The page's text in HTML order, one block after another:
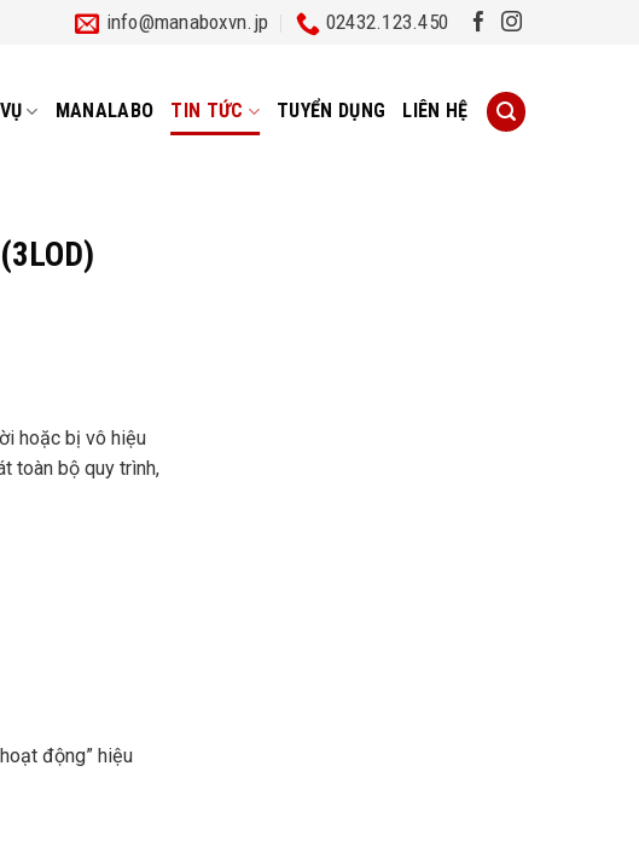
info@manaboxvn.jp 02432.123.450
MANALABO TIN TỨC TUYỂN DỤNG LIÊN HỆ
hoặc bị vô hiệu
toàn bộ quy trình,
động” hiệu